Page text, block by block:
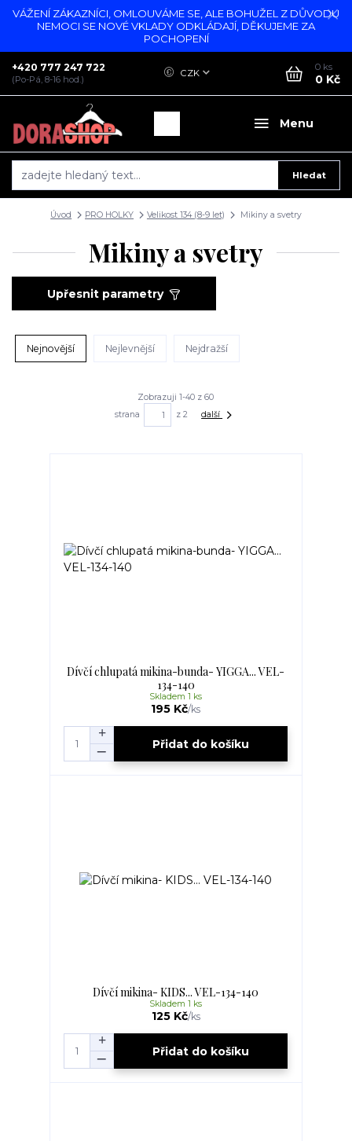
VÁŽENÍ ZÁKAZNÍCI, OMLOUVÁME SE, ALE BOHUŽEL Z DŮVODU
NEMOCI SE NOVÉ VKLADY ODKLÁDAJÍ, DĚKUJEME ZA
POCHOPENÍ
Menu
CZK
Hledat
+420 777 247 722
(Po-Pá, 8-16 hod.)
0 ks
0 Kč
Úvod PRO HOLKY Velikost 134 (8-9 let) Mikiny a svetry
Mikiny a svetry
Upřesnit parametry
Nejnovější Nejlevnější Nejdražší
Zobrazuji 1-40 z 60
strana
z 2 další
Dívčí chlupatá mikina-bunda- YIGGA... VEL-
134-140
195 Kč/ks
Skladem 1 ks
Přidat do košíku
Dívčí mikina- KIDS... VEL-134-140
125 Kč/ks
Skladem 1 ks
Přidat do košíku